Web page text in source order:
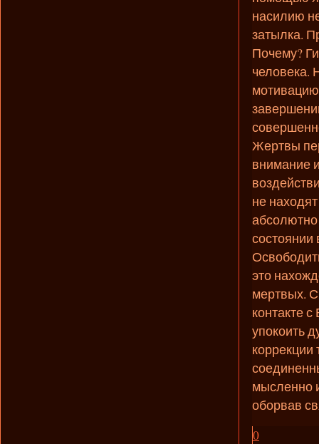
насилию
затылка.
Почему?
человека.
Жертвы
внимание
не
состоянии
это
мертвых.
контакте
упокоить
коррекции
мысленно
оборвав
0